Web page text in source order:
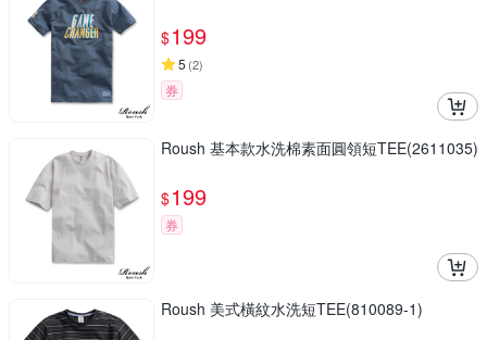
$199
5 (2)
券
Roush 基本款水洗棉素面圓領短TEE(2611035)
$199
券
Roush 美式橫紋水洗短TEE(810089-1)